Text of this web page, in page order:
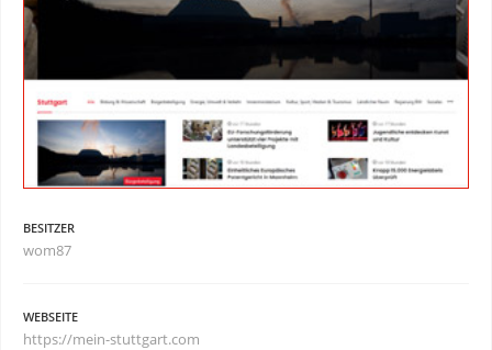
BESITZER
wom87
WEBSEITE
https://mein-stuttgart.com